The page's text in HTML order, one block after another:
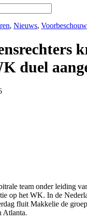
, Nieuws,
duel
team onder leiding
op het WK. In de
fluit Makkelie de
Atlanta.